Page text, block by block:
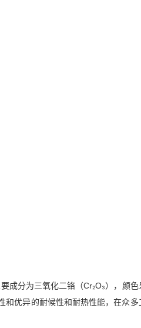
分为三氧化二铬（Cr₂O₃），颜
优异的耐候性和耐热性能，在众